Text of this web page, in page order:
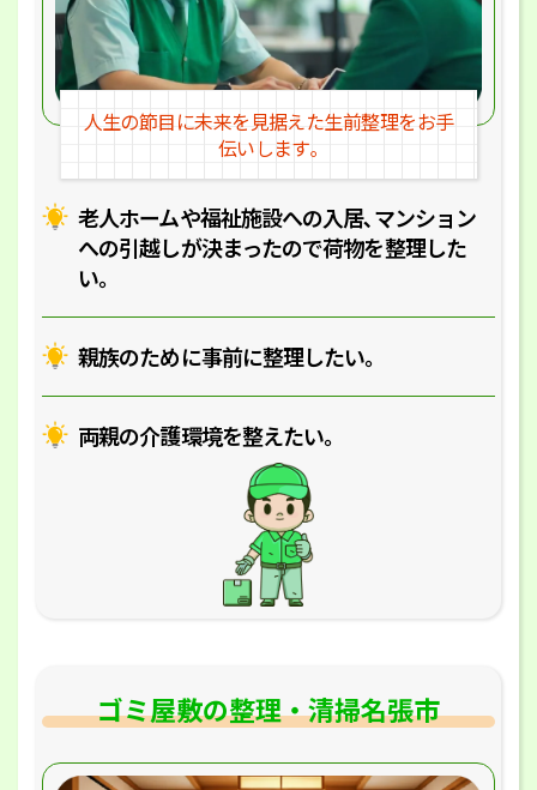
老人ホームや福祉施設への入居､マンション
への引越しが決まったので荷物を整理した
い｡
親族のために事前に整理したい｡
両親の介護環境を整えたい｡
人生の節目に未来を見据えた生前整理をお手
伝いします｡
ゴミ屋敷の整理・清掃名張市